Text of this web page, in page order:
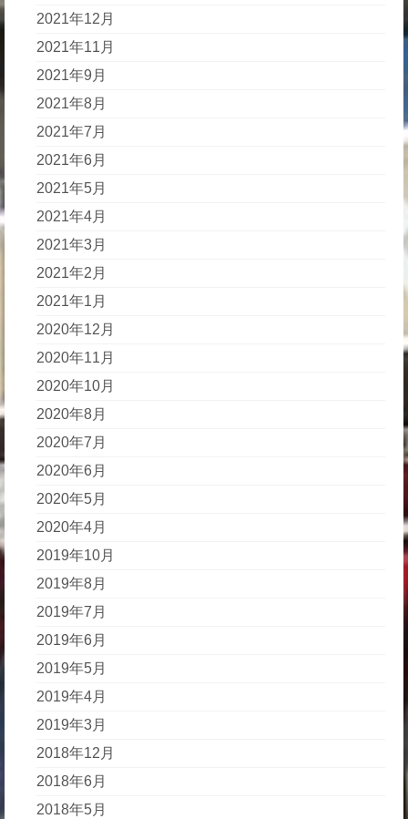
2021年12月
2021年11月
2021年9月
2021年8月
2021年7月
2021年6月
2021年5月
2021年4月
2021年3月
2021年2月
2021年1月
2020年12月
2020年11月
2020年10月
2020年8月
2020年7月
2020年6月
2020年5月
2020年4月
2019年10月
2019年8月
2019年7月
2019年6月
2019年5月
2019年4月
2019年3月
2018年12月
2018年6月
2018年5月